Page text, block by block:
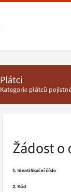
Plátci
Kategorie plátců
Žádost o
1. Identifikační číslo
2. Kód